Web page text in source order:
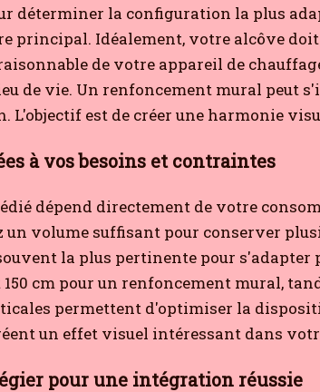
déterminer la configuration la plus
principal. Idéalement, votre alcôve
de votre appareil de
de vie. Un renfoncement mural peut
L'objectif est de créer une harmonie
à vos besoins et contraintes
dépend directement de votre
un volume suffisant pour conserver
la plus pertinente pour
cm pour un renfoncement mural,
permettent d'optimiser la
un effet visuel intéressant dans
pour une intégration réussie